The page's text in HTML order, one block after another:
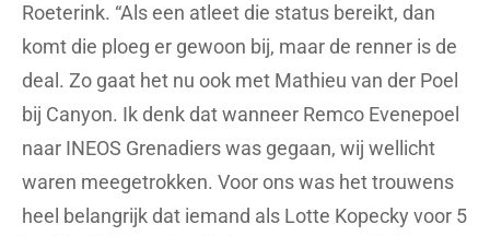
Roeterink. “Als een atleet die status bereikt, dan
komt die ploeg er gewoon bij, maar de renner is de
deal. Zo gaat het nu ook met Mathieu van der Poel
bij Canyon. Ik denk dat wanneer Remco Evenepoel
naar INEOS Grenadiers was gegaan, wij wellicht
waren meegetrokken. Voor ons was het trouwens
heel belangrijk dat iemand als Lotte Kopecky voor 5